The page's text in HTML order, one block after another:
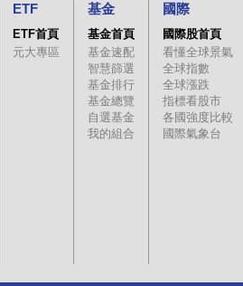
ETF
ETF首頁
元大專區
基金
基金首頁
基金速配
智慧篩選
基金排行
基金總覽
自選基金
我的組合
國際
國際股首頁
看懂全球景氣
全球指數
全球漲跌
指標看股市
各國強度比較
國際氣象台